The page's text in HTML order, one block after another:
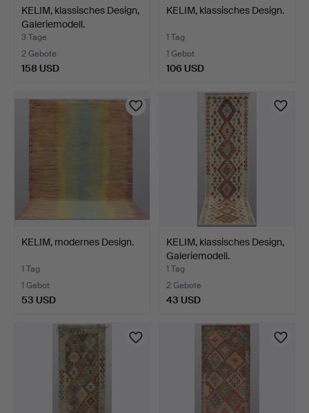
KELIM, klassisches Design,
Galeriemodell.
3 Tage
2 Gebote
158 USD
KELIM, klassisches Design.
1 Tag
1 Gebot
106 USD
KELIM, modernes Design.
1 Tag
1 Gebot
53 USD
KELIM, klassisches Design,
Galeriemodell.
1 Tag
2 Gebote
43 USD